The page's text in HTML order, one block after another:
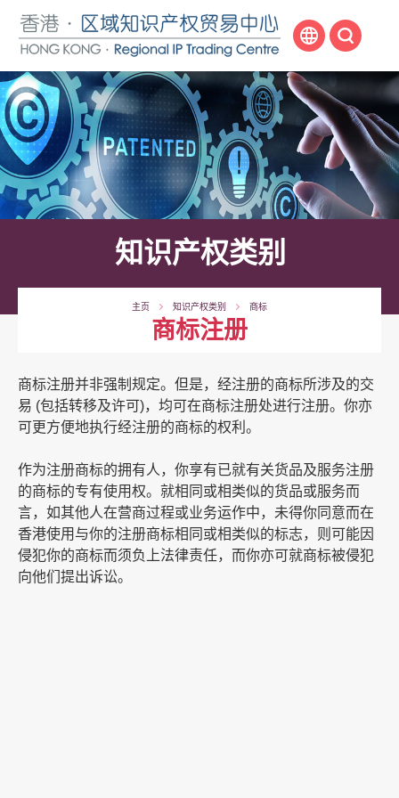
容
开
始
知识产权类别
主页 知识产权类别 商标
商标注册
商标注册并非强制规定。但是，经注册的商标所涉及的交
易 (包括转移及许可)，均可在商标注册处进行注册。你亦
可更方便地执行经注册的商标的权利。
作为注册商标的拥有人，你享有已就有关货品及服务注册
的商标的专有使用权。就相同或相类似的货品或服务而
言，如其他人在营商过程或业务运作中，未得你同意而在
香港使用与你的注册商标相同或相类似的标志，则可能因
侵犯你的商标而须负上法律责任，而你亦可就商标被侵犯
向他们提出诉讼。